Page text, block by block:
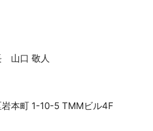
山口 敬人
本町 1-10-5 TMMビル4F